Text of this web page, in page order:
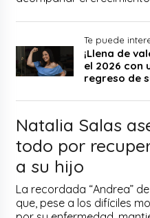
Te puede
¡Llena de
el 2026 con
regreso de
Natalia Salas
todo por
a su hijo
La recordada “Andrea”
que, pese a los difíciles